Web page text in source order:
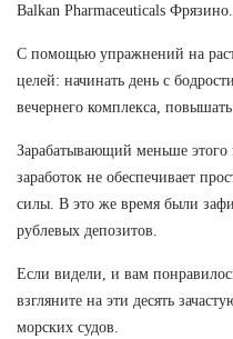
Balkan Pharmaceuticals Фрязино.
С помощью упражнений на
целей: начинать день с
вечернего комплекса,
Зарабатывающий меньше
заработок не обеспечивает
силы. В это же время были
рублевых депозитов.
Если видели, и вам
взгляните на эти десять
морских судов.